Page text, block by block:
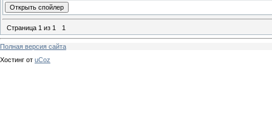
Страница 1 из 1 1
Полная версия сайта
Хостинг от uCoz